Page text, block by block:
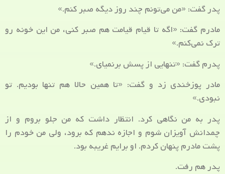
پدر گفت: «من می‌تونم چند روز دیگه صبر کنم.»
مادرم گفت: «اگه تا قیام قیامت هم صبر کنی، من این خونه رو
ترک نمی‌کنم.»
پدرم گفت: «تنهایی از پسش برنمیای.»
مادر پوزخندی زد و گفت: «تا همین حالا هم تنها بودیم. تو
نبودی.»
پدر به من نگاهی کرد. انتظار داشت که من جلو بروم و از
چمدانش آویزان شوم و اجازه ندهم که برود، ولی من خودم را
پشت مادرم پنهان کردم. او برایم غریبه بود.
پدر هم رفت.